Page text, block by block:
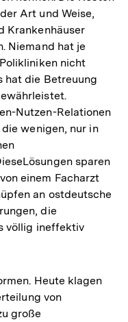
Art und Weise,
Krankenhäuser
Niemand hat je
nicht
hat die Betreuung
Nutzen-Relationen
wenigen, nur in
sparen
einem Facharzt
an ostdeutsche
die
völlig ineffektiv
Heute klagen
von
große